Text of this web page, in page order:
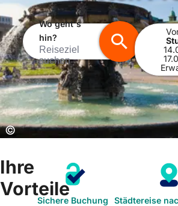
Copyright:
©
Wo geht's
hin?
Reiseziel
suchen
Ihre
Vorteile
Sichere Buchung Städtereise